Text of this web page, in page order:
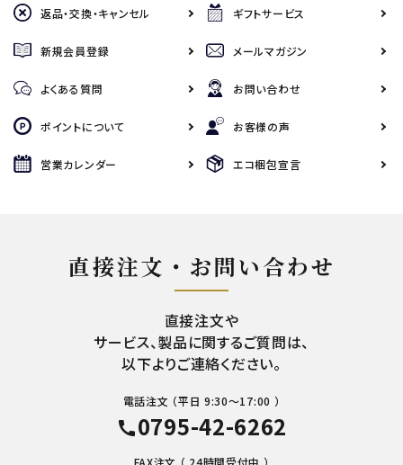
返品・交換・キャンセル ギフトサービス
新規会員登録 メールマガジン
よくある質問 お問い合わせ
ポイントについて お客様の声
営業カレンダー エコ梱包宣言
直接注文・お問い合わせ
直接注文や
サービス、製品に関するご質問は、
以下よりご連絡ください。
電話注文 （平日 9:30～17:00 ）
call0795-42-6262